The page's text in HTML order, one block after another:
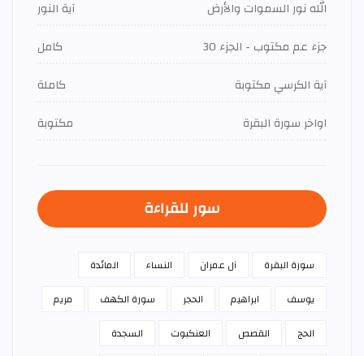
الله نور السموات والأرض
آية النور
جزء عم مكتوب - الجزء 30
كامل
آية الكرسي مكتوبة
كاملة
اواخر سورة البقرة
مكتوبة
سور للقراءة
سورة البقرة آل عمران النساء
المائدة
يوسف
ابراهيم الحجر سورة الكهف
مريم
الحج
القصص العنكبوت
السجدة